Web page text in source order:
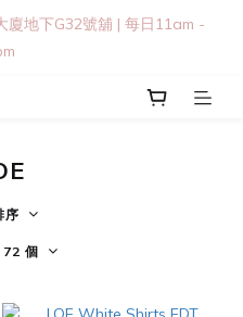
廈地下G32號舖 | 每日11am -
序
72 個